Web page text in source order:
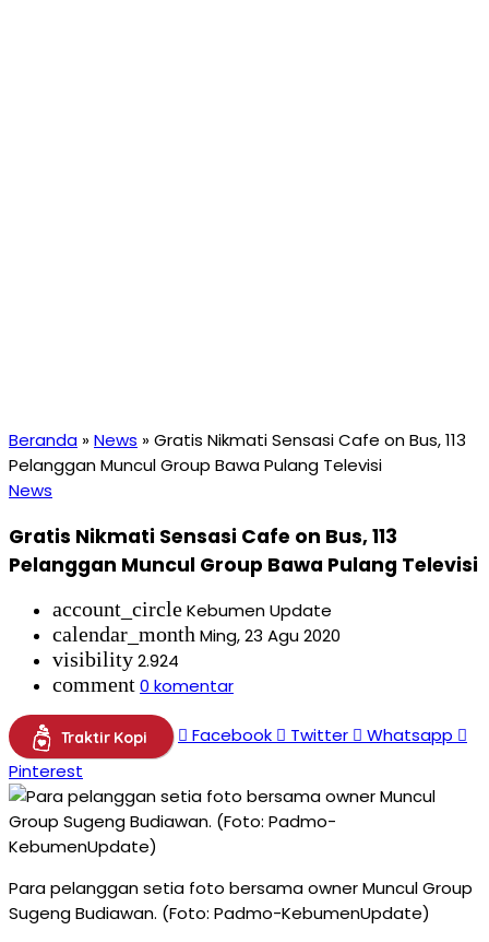
Beranda »News »Gratis Nikmati Sensasi Cafe on Bus, 113
Pelanggan Muncul Group Bawa Pulang Televisi
News
Gratis Nikmati Sensasi Cafe on Bus, 113
Pelanggan Muncul Group Bawa Pulang Televisi
account_circleKebumen Update
calendar_month Ming, 23 Agu 2020
visibility2.924
comment0 komentar
Traktir Kopi Facebook Twitter
Whatsapp
Pinterest
Para pelanggan setia foto bersama owner Muncul Group
Sugeng Budiawan. (Foto: Padmo-KebumenUpdate)